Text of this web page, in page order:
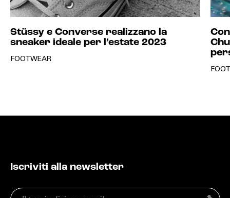
Stüssy e Converse realizzano la
sneaker ideale per l’estate 2023
FOOTWEAR
Iscriviti alla newsletter
Email